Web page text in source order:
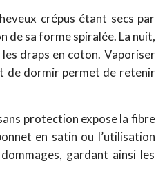
crépus étant secs par
de sa forme spiralée. La nuit,
draps en coton. Vaporiser
de dormir permet de retenir
protection expose la fibre
en satin ou l’utilisation
gardant ainsi les